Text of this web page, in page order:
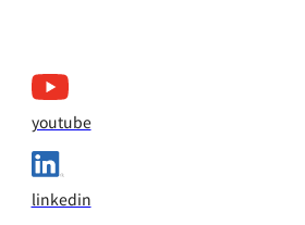
youtube
linkedin